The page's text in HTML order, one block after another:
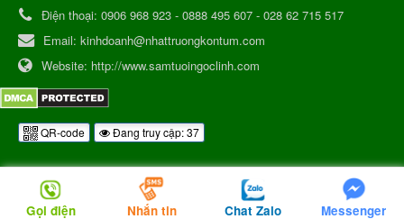
Điện thoại: 0906 968 923 - 0888 495 607 - 028 62 715 517
Email: kinhdoanh@nhattruongkontum.com
Website: http://www.samtuoingoclinh.com
QR-code Đang truy cập: 37
Gọi điện Nhắn tin Chat Zalo Messenger